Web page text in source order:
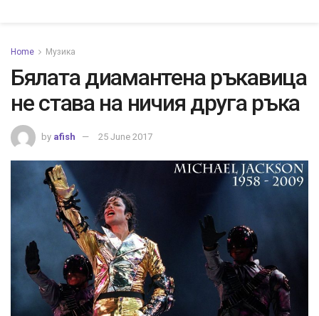
Home Музика
Бялата диамантена ръкавица
не става на ничия друга ръка
by afish 25 June 2017